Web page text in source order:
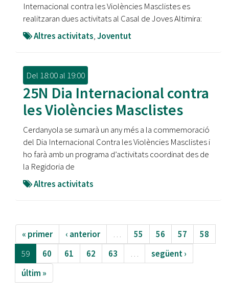
Internacional contra les Violències Masclistes es
realitzaran dues activitats al Casal de Joves Altimira:
Altres activitats,Joventut
Del 18:00al 19:00
25N Dia Internacional contra
les Violències Masclistes
Cerdanyola se sumarà un any més a la commemoració
del Dia Internacional Contra les Violències Masclistes i
ho farà amb un programa d’activitats coordinat des de
la Regidoria de
Altres activitats
« primer ‹ anterior … 55 56 57
58
59
60 61 62 63 …
següent ›
últim »